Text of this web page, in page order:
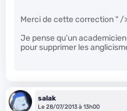
Merci de cette correction" /
Je pense qu’un
pour supprimer les
salak
Le 28/07/2013 à 13h00